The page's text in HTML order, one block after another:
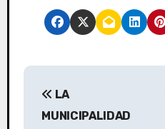
N
LA
MUNICIPALIDAD